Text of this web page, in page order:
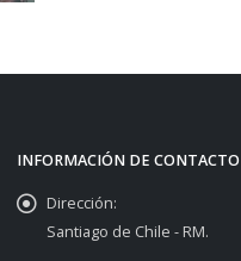
INFORMACIÓN DE CONTACTO
Dirección:
Santiago de Chile - RM.